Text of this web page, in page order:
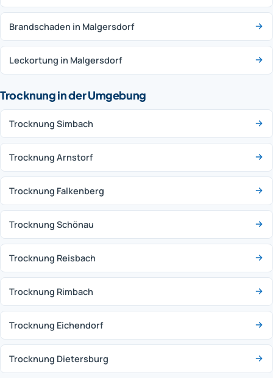
Brandschaden in Malgersdorf
Leckortung in Malgersdorf
Trocknung in der Umgebung
Trocknung Simbach
Trocknung Arnstorf
Trocknung Falkenberg
Trocknung Schönau
Trocknung Reisbach
Trocknung Rimbach
Trocknung Eichendorf
Trocknung Dietersburg